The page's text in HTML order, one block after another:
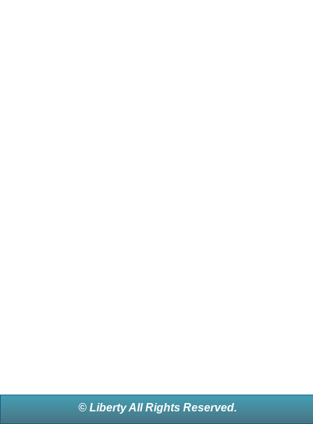
© Liberty All Rights Reserved.